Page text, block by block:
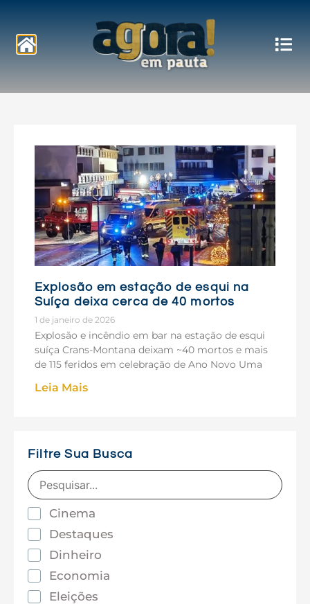
Notícias
Explosão em estação de esqui na
Suíça deixa cerca de 40 mortos
1 de janeiro de 2026
Explosão e incêndio em bar na estação de esqui
suíça Crans-Montana deixam ~40 mortos e mais
de 115 feridos em celebração de Ano Novo Uma
Leia Mais
Filtre Sua Busca
Cinema
Destaques
Dinheiro
Economia
Eleições